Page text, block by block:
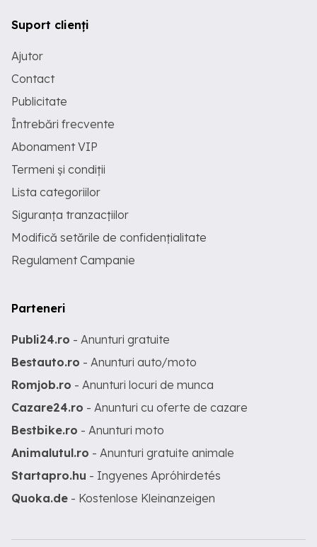
Suport clienți
Ajutor
Contact
Publicitate
Întrebări frecvente
Abonament VIP
Termeni și condiții
Lista categoriilor
Siguranța tranzacțiilor
Modifică setările de confidențialitate
Regulament Campanie
Parteneri
Publi24.ro - Anunturi gratuite
Bestauto.ro - Anunturi auto/moto
Romjob.ro - Anunturi locuri de munca
Cazare24.ro - Anunturi cu oferte de cazare
Bestbike.ro - Anunturi moto
Animalutul.ro - Anunturi gratuite animale
Startapro.hu - Ingyenes Apróhirdetés
Quoka.de - Kostenlose Kleinanzeigen